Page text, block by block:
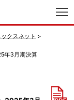
クスネット
年3月期決算